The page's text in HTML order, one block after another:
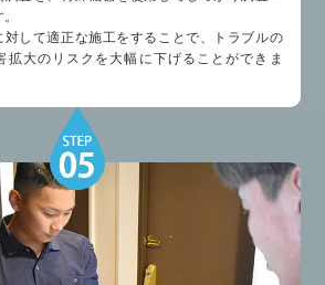
対して適正な施工をすることで、トラブルの
拡大のリスクを大幅に下げることができま